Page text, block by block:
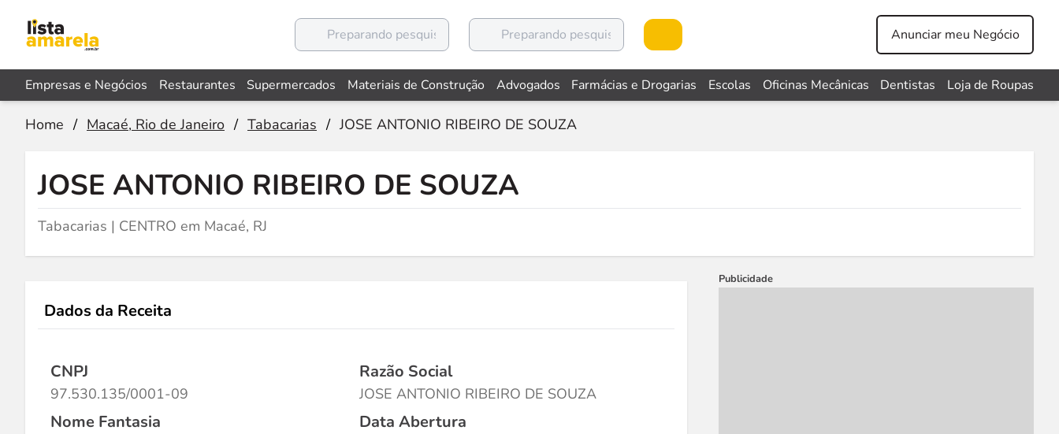
Anunciar meu Negócio
Empresas e Negócios Restaurantes Supermercados Materiais de Construção Advogados Farmácias e Drogarias Escolas Oficinas Mecânicas Dentistas Loja de Roupas
Home / Macaé, Rio de Janeiro / Tabacarias / JOSE ANTONIO RIBEIRO DE SOUZA
JOSE ANTONIO RIBEIRO DE SOUZA
Tabacarias | CENTRO em Macaé, RJ
Dados da Receita
CNPJ
97.530.135/0001-09
Razão Social
JOSE ANTONIO RIBEIRO DE SOUZA
Nome Fantasia Data Abertura
Publicidade